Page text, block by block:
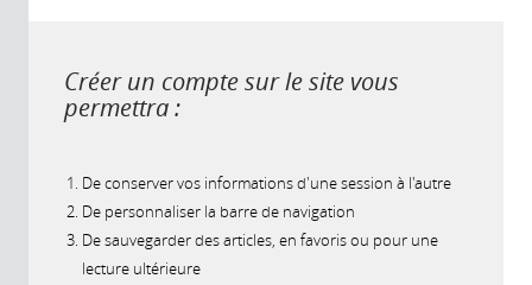
Créer un compte sur le site vous
permettra :
De conserver vos informations d'une session à l'autre
De personnaliser la barre de navigation
De sauvegarder des articles, en favoris ou pour une
lecture ultérieure